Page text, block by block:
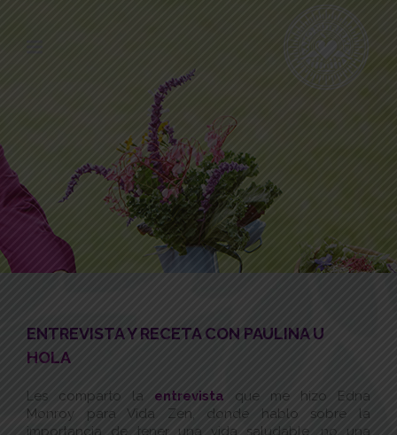
ENTREVISTA Y RECETA CON PAULINA U
HOLA
Les comparto la entrevista que me hizo Edna
Monroy para Vida Zen, donde hablo sobre la
importancia de tener una vida saludable, no una